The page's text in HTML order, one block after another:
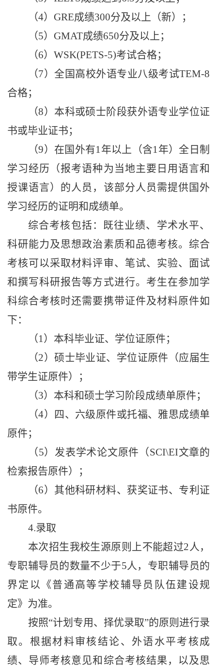
（4） GRE成绩300分及以上（新）；
（5） GMAT成绩650分及以上；
（6） WSK(PETS-5)考试合格；
（7）全国高校外语专业八级考试TEM-8
合格；
（8）本科或硕士阶段获外语专业学位证
书或毕业证书；
（9）在国外有1年以上（含1年）全日制
学习经历（报考语种为当地主要日用语言和
授课语言）的人员，该部分人员需提供国外
学习经历的证明和成绩单。
综合考核包括：既往业绩、学术水平、
科研能力及思想政治素质和品德考核。综合
考核可以采取材料评审、笔试、实验、面试
和撰写科研报告等方式进行。考生在参加学
科综合考核时还需要携带证件及材料原件如
下：
（1）本科毕业证、学位证原件；
（2）硕士毕业证、学位证原件（应届生
带学生证原件）；
（3）本科和硕士学习阶段成绩单原件；
（4）四、六级原件或托福、雅思成绩单
原件；
（5）发表学术论文原件（SCI\EI文章的
检索报告原件）；
（6）其他科研材料、获奖证书、专利证
书原件。
4.录取
本次招生我校生源原则上不能超过2人，
专职辅导员的数量不少于5人，专职辅导员的
界定以《普通高等学校辅导员队伍建设规
定》为准。
按照“计划专用、择优录取”的原则进行录
取。根据材料审核结论、外语水平考核成
绩、导师考核意见和综合考核结果，以及思